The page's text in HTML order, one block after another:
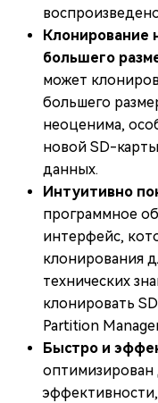
Клонирование
большего
может
большего
неоценима,
новой SD-
данных.
Интуитивно
программное
интерфейс,
клонирования
технических
клонировать
Partition
Быстро и